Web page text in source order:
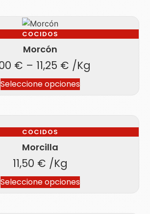
COCIDOS
Morcón
€ – 11,25 € /Kg
Seleccione opciones
COCIDOS
Morcilla
11,50 € /Kg
Seleccione opciones